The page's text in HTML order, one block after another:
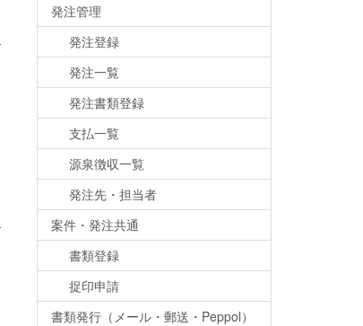
発注管理
発注登録
発注一覧
発注書類登録
支払一覧
源泉徴収一覧
発注先・担当者
案件・発注共通
書類登録
捉印申請
書類発行（メール・郵送・Peppol）